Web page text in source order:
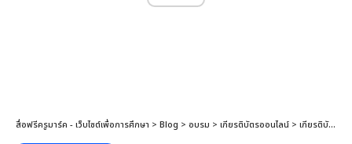
สื่อฟรีครูมาร์ค - เว็บไซต์เพื่อการศึกษา > Blog > อบรม > เกียรติบัตรออนไลน์ > เกียรติบัตรออนไลน์ ทำข้อสอบวัดระดับความรู้ กิจกรรมรักการอ่าน เรื่องตู้พระธรรม